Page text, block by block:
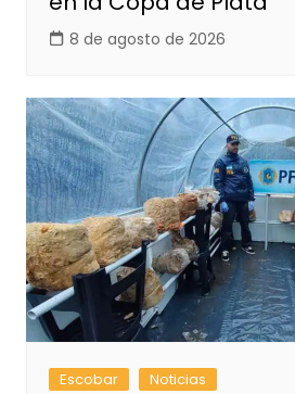
8 de agosto de 2026
Escobar Noticias